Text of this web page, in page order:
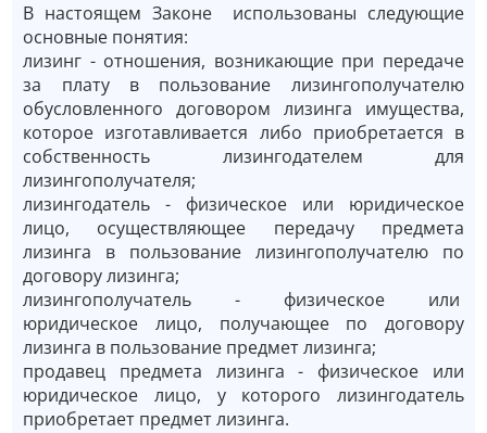
В настоящем Законе использованы следующие
основные понятия:
лизинг - отношения, возникающие при передаче
за плату в пользование лизингополучателю
обусловленного договором лизинга имущества,
которое изготавливается либо приобретается в
собственность лизингодателем для
лизингополучателя;
лизингодатель - физическое или юридическое
лицо, осуществляющее передачу предмета
лизинга в пользование лизингополучателю по
договору лизинга;
лизингополучатель - физическое или
юридическое лицо, получающее по договору
лизинга в пользование предмет лизинга;
продавец предмета лизинга - физическое или
юридическое лицо, у которого лизингодатель
приобретает предмет лизинга.